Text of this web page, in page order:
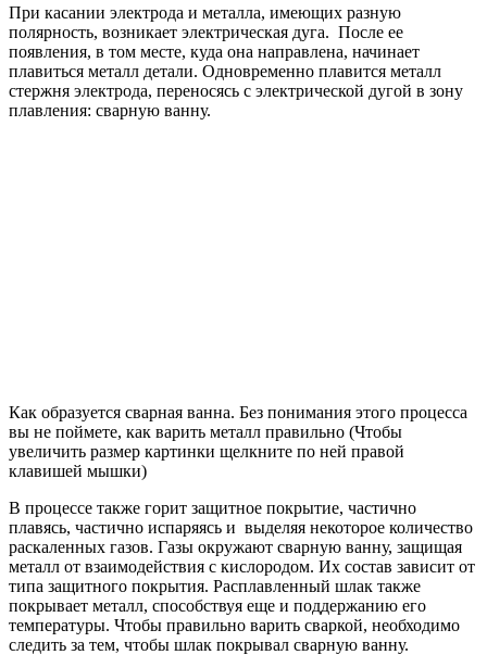
При касании электрода и металла, имеющих разную
полярность, возникает электрическая дуга. После ее
появления, в том месте, куда она направлена, начинает
плавиться металл детали. Одновременно плавится металл
стержня электрода, переносясь с электрической дугой в зону
плавления: сварную ванну.
Как образуется сварная ванна. Без понимания этого процесса
вы не поймете, как варить металл правильно (Чтобы
увеличить размер картинки щелкните по ней правой
клавишей мышки)
В процессе также горит защитное покрытие, частично
плавясь, частично испаряясь и выделяя некоторое количество
раскаленных газов. Газы окружают сварную ванну, защищая
металл от взаимодействия с кислородом. Их состав зависит от
типа защитного покрытия. Расплавленный шлак также
покрывает металл, способствуя еще и поддержанию его
температуры. Чтобы правильно варить сваркой, необходимо
следить за тем, чтобы шлак покрывал сварную ванну.